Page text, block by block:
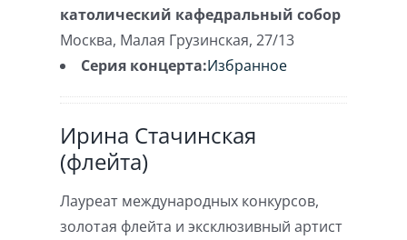
католический кафедральный собор
Москва, Малая Грузинская, 27/13
Серия концерта:Избранное
Ирина Стачинская
(флейта)
Лауреат международных конкурсов,
золотая флейта и эксклюзивный артист